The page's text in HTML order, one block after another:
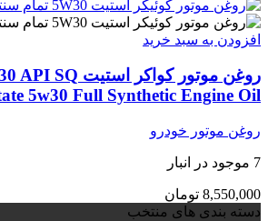
افزودن به سبد خرید
5w30 Full Synthetic Engine Oil
روغن موتور خودرو
7 موجود در انبار
8,550,000 تومان
دسته بندی های منتخب